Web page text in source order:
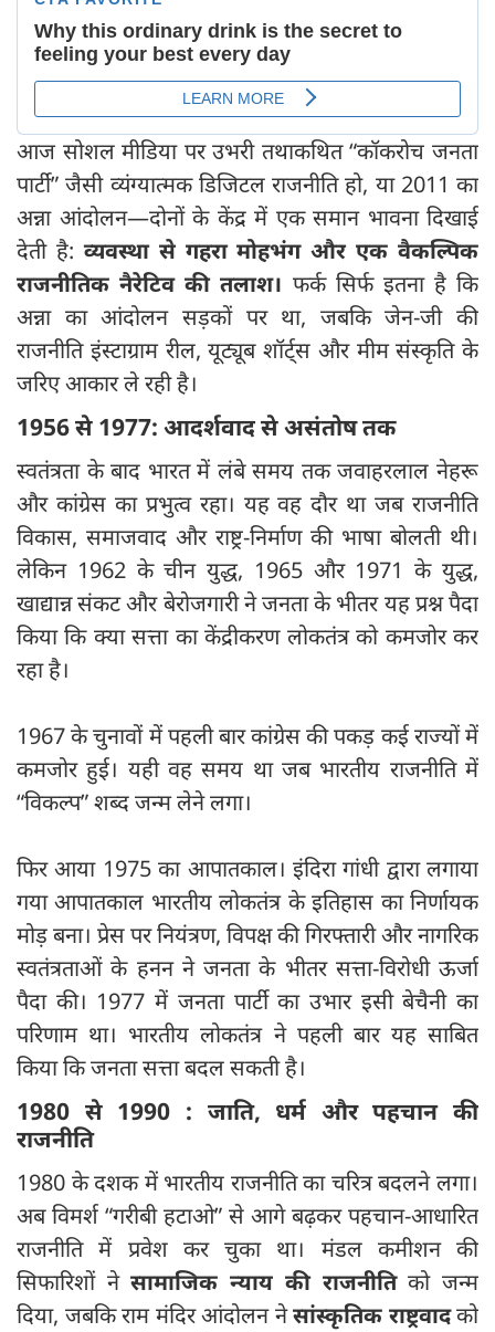
आज सोशल मीडिया पर उभरी तथाकथित “कॉकरोच जनता
पार्टी” जैसी व्यंग्यात्मक डिजिटल राजनीति हो, या 2011 का
अन्ना आंदोलन—दोनों के केंद्र में एक समान भावना दिखाई
देती है:व्यवस्था से गहरा मोहभंग और एक वैकल्पिक
राजनीतिक नैरेटिव की तलाश। फर्क सिर्फ इतना है कि
अन्ना का आंदोलन सड़कों पर था, जबकि जेन-जी की
राजनीति इंस्टाग्राम रील, यूट्यूब शॉर्ट्स और मीम संस्कृति के
जरिए आकार ले रही है।
1956से 1977: आदर्शवाद से असंतोष तक
स्वतंत्रता के बाद भारत में लंबे समय तक जवाहरलाल नेहरू
और कांग्रेस का प्रभुत्व रहा। यह वह दौर था जब राजनीति
विकास, समाजवाद और राष्ट्र-निर्माण की भाषा बोलती थी।
लेकिन 1962 के चीन युद्ध, 1965 और 1971 के युद्ध,
खाद्यान्न संकट और बेरोजगारी ने जनता के भीतर यह प्रश्न पैदा
किया कि क्या सत्ता का केंद्रीकरण लोकतंत्र को कमजोर कर
रहा है।
1967 के चुनावों में पहली बार कांग्रेस की पकड़ कई राज्यों में
कमजोर हुई। यही वह समय था जब भारतीय राजनीति में
“विकल्प” शब्द जन्म लेने लगा।
फिर आया 1975 का आपातकाल। इंदिरा गांधी द्वारा लगाया
गया आपातकाल भारतीय लोकतंत्र के इतिहास का निर्णायक
मोड़ बना। प्रेस पर नियंत्रण, विपक्ष की गिरफ्तारी और नागरिक
स्वतंत्रताओं के हनन ने जनता के भीतर सत्ता-विरोधी ऊर्जा
पैदा की। 1977 में जनता पार्टी का उभार इसी बेचैनी का
परिणाम था। भारतीय लोकतंत्र ने पहली बार यह साबित
किया कि जनता सत्ता बदल सकती है।
1980 से 1990 : जाति, धर्म और पहचान की
राजनीति
1980 के दशक में भारतीय राजनीति का चरित्र बदलने लगा।
अब विमर्श “गरीबी हटाओ” से आगे बढ़कर पहचान-आधारित
राजनीति में प्रवेश कर चुका था। मंडल कमीशन की
सिफारिशों नेसामाजिक न्याय की राजनीतिको जन्म
दिया, जबकि राम मंदिर आंदोलन नेसांस्कृतिक राष्ट्रवादको